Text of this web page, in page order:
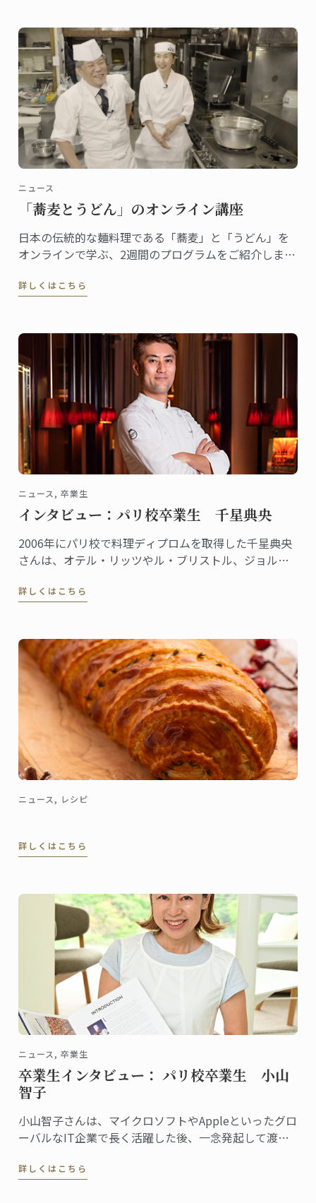
ニュース
「蕎麦とうどん」のオンライン講座
日本の伝統的な麺料理である「蕎麦」と「うどん」を
オンラインで学ぶ、2週間のプログラムをご紹介しま
詳しくはこちら
ニュース, 卒業生
インタビュー：パリ校卒業生 千星典央
2006年にパリ校で料理ディプロムを取得した千星典央
さんは、オテル・リッツやル・ブリストル、ジョルジ
の高級リゾート、ヘビチホテル＆リゾートのエグゼク
詳しくはこちら
ニュース, レシピ
詳しくはこちら
ニュース, 卒業生
卒業生インタビュー： パリ校卒業生 小山
智子
小山智子さんは、マイクロソフトやAppleといったグロ
ーバルなIT企業で長く活躍した後、一念発起して渡
た。
詳しくはこちら